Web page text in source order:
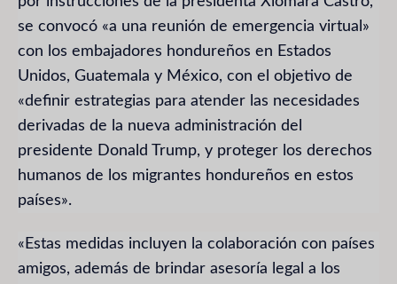
se convocó «a una reunión de emergencia virtual»
con los embajadores hondureños en Estados
Unidos, Guatemala y México, con el objetivo de
«definir estrategias para atender las necesidades
derivadas de la nueva administración del
presidente Donald Trump, y proteger los derechos
humanos de los migrantes hondureños en estos
países».
«Estas medidas incluyen la colaboración con países
amigos, además de brindar asesoría legal a los